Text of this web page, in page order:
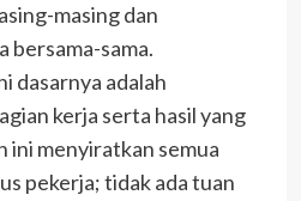
masing dan
bersama-sama.
dasarnya adalah
kerja serta hasil yang
ini menyiratkan semua
pekerja; tidak ada tuan